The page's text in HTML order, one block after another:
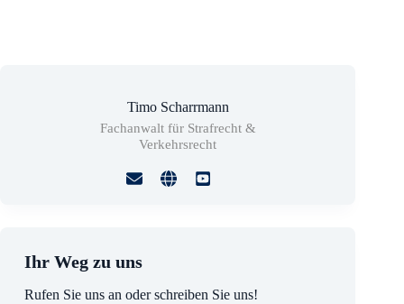
Timo Scharrmann
Fachanwalt für Strafrecht &
Verkehrsrecht
Ihr Weg zu uns
Rufen Sie uns an oder schreiben Sie uns!